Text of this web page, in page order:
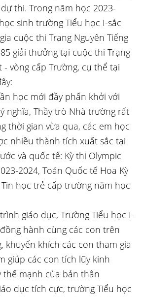
thi. Trong năm học 2023-
sinh trường Tiểu học I-sắc
cuộc thi Trạng Nguyên Tiếng
giải thưởng tại cuộc thi Trạng
- vòng cấp Trường, cụ thể tại
học mới đầy phấn khởi với
nghĩa, Thầy trò Nhà trường rất
thời gian vừa qua, các em học
nhiều thành tích xuất sắc tại
và quốc tế: Kỳ thi Olympic
2024, Toán Quốc tế Hoa Kỳ
Tin học trẻ cấp trường năm học
giáo dục, Trường Tiểu học I-
hành cùng các con trên
khuyến khích các con tham gia
giúp các con tích lũy kinh
thế mạnh của bản thân
dục tích cực, trường Tiểu học